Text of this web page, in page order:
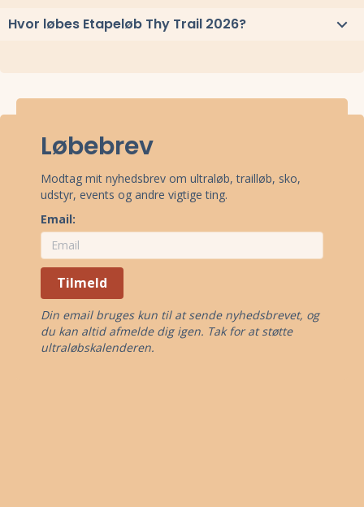
Til Etapeløb Thy Trail 2026 løbes distancerne 42 km, og 21 km
Hvor løbes Etapeløb Thy Trail 2026?
Maps
Løbebrev
Modtag mit nyhedsbrev om ultraløb, trailløb, sko,
udstyr, events og andre vigtige ting.
Email:
Tilmeld
Din email bruges kun til at sende nyhedsbrevet, og
du kan altid afmelde dig igen. Tak for at støtte
ultraløbskalenderen.